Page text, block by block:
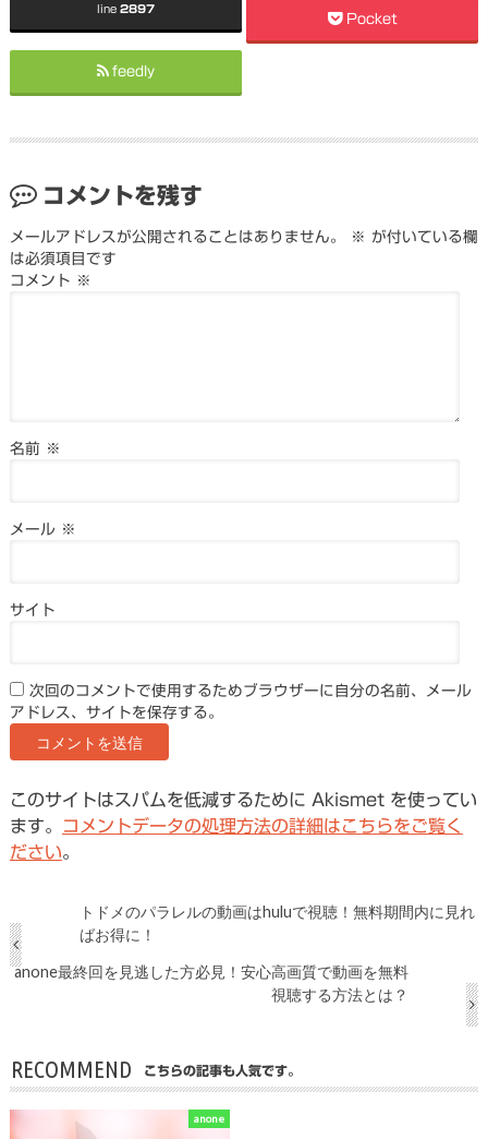
line 2897
Pocket
feedly
コメントを残す
メールアドレスが公開されることはありません。 ※ が付いている欄
は必須項目です
コメント ※
名前 ※
メール ※
サイト
次回のコメントで使用するためブラウザーに自分の名前、メール
アドレス、サイトを保存する。
このサイトはスパムを低減するために Akismet を使ってい
ます。
コメントデータの処理方法の詳細はこちらをご覧く
ださい。
トドメのパラレルの動画はhuluで視聴！無料期間内に見れ
ばお得に！
anone最終回を見逃した方必見！安心高画質で動画を無料
視聴する方法とは？
RECOMMEND こちらの記事も人気です。
anone